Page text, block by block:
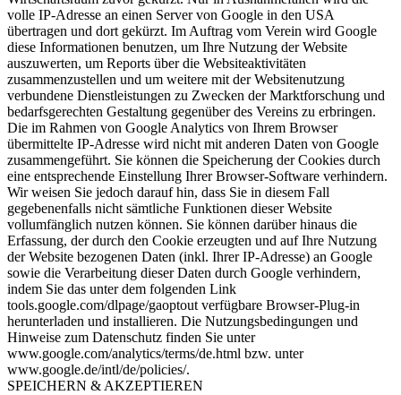
volle IP-Adresse an einen Server von Google in den USA
übertragen und dort gekürzt. Im Auftrag vom Verein wird Google
diese Informationen benutzen, um Ihre Nutzung der Website
auszuwerten, um Reports über die Websiteaktivitäten
zusammenzustellen und um weitere mit der Websitenutzung
verbundene Dienstleistungen zu Zwecken der Marktforschung und
bedarfsgerechten Gestaltung gegenüber des Vereins zu erbringen.
Die im Rahmen von Google Analytics von Ihrem Browser
übermittelte IP-Adresse wird nicht mit anderen Daten von Google
zusammengeführt. Sie können die Speicherung der Cookies durch
eine entsprechende Einstellung Ihrer Browser-Software verhindern.
Wir weisen Sie jedoch darauf hin, dass Sie in diesem Fall
gegebenenfalls nicht sämtliche Funktionen dieser Website
vollumfänglich nutzen können. Sie können darüber hinaus die
Erfassung, der durch den Cookie erzeugten und auf Ihre Nutzung
der Website bezogenen Daten (inkl. Ihrer IP-Adresse) an Google
sowie die Verarbeitung dieser Daten durch Google verhindern,
indem Sie das unter dem folgenden Link
tools.google.com/dlpage/gaoptout verfügbare Browser-Plug-in
herunterladen und installieren. Die Nutzungsbedingungen und
Hinweise zum Datenschutz finden Sie unter
www.google.com/analytics/terms/de.html bzw. unter
www.google.de/intl/de/policies/.
SPEICHERN & AKZEPTIEREN